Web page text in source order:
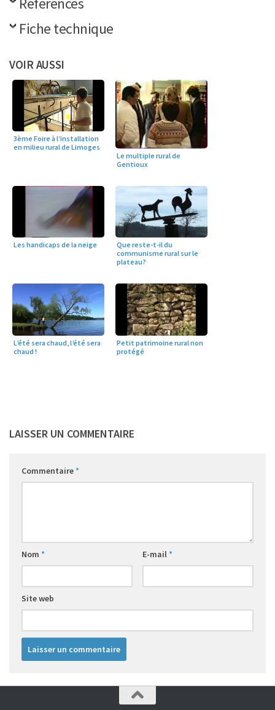
Fiche technique
VOIR AUSSI
3ème Foire à l’installation
en milieu rural de Limoges
Le multiple rural de
Gentioux
Les handicaps de la neige
Que reste-t-il du
communisme rural sur le
plateau?
L’été sera chaud, l’été sera
chaud !
Petit patrimoine rural non
protégé
LAISSER UN COMMENTAIRE
Commentaire*
Nom * E-mail*
Site web